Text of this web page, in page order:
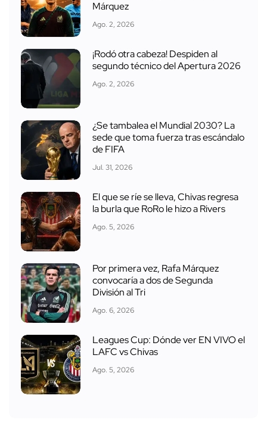
Márquez
Ago. 2, 2026
¡Rodó otra cabeza! Despiden al
segundo técnico del Apertura 2026
Ago. 2, 2026
¿Se tambalea el Mundial 2030? La
sede que toma fuerza tras escándalo
de FIFA
Jul. 31, 2026
El que se ríe se lleva, Chivas regresa
la burla que RoRo le hizo a Rivers
Ago. 5, 2026
Por primera vez, Rafa Márquez
convocaría a dos de Segunda
División al Tri
Ago. 6, 2026
Leagues Cup: Dónde ver EN VIVO el
LAFC vs Chivas
Ago. 5, 2026